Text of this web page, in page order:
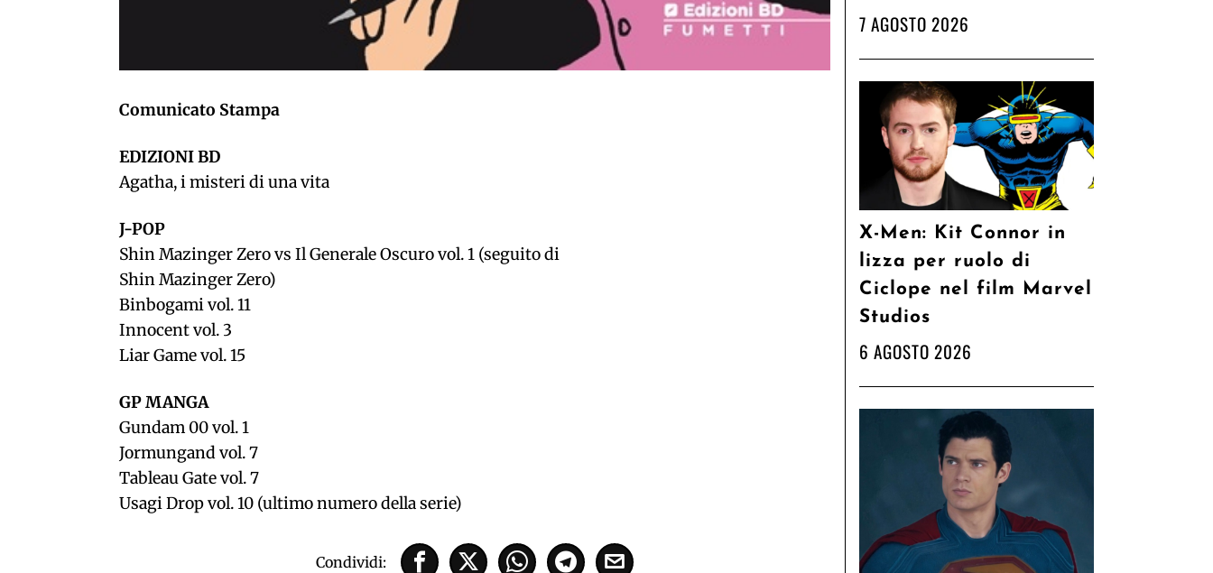
Comunicato Stampa
EDIZIONI BD
Agatha, i misteri di una vita
J-POP
Shin Mazinger Zero vs Il Generale Oscuro vol. 1 (seguito di
Shin Mazinger Zero)
Binbogami vol. 11
Innocent vol. 3
Liar Game vol. 15
GP MANGA
Gundam 00 vol. 1
Jormungand vol. 7
Tableau Gate vol. 7
Usagi Drop vol. 10 (ultimo numero della serie)
Condividi:
7 AGOSTO 2026
X-Men: Kit Connor in
lizza per ruolo di
Ciclope nel film Marvel
Studios
6 AGOSTO 2026